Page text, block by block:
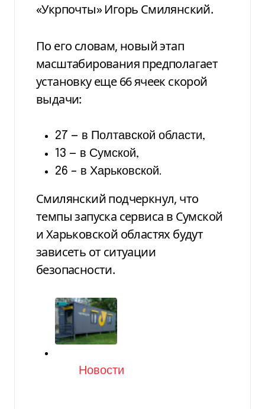
«Укрпочты» Игорь Смилянский.
По его словам, новый этап
масштабирования предполагает
установку еще 66 ячеек скорой
выдачи:
27 — в Полтавской области,
13 — в Сумской,
26 – в Харьковской.
Смилянский подчеркнул, что
темпы запуска сервиса в Сумской
и Харьковской областях будут
зависеть от ситуации
безопасности.
Категория
Новости